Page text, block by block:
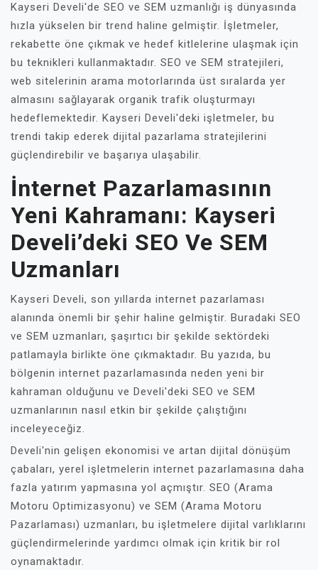
Kayseri Develi'de SEO ve SEM uzmanlığı iş dünyasında
hızla yükselen bir trend haline gelmiştir. İşletmeler,
rekabette öne çıkmak ve hedef kitlelerine ulaşmak için
bu teknikleri kullanmaktadır. SEO ve SEM stratejileri,
web sitelerinin arama motorlarında üst sıralarda yer
almasını sağlayarak organik trafik oluşturmayı
hedeflemektedir. Kayseri Develi'deki işletmeler, bu
trendi takip ederek dijital pazarlama stratejilerini
güçlendirebilir ve başarıya ulaşabilir.
İnternet Pazarlamasının
Yeni Kahramanı: Kayseri
Develi’deki SEO Ve SEM
Uzmanları
Kayseri Develi, son yıllarda internet pazarlaması
alanında önemli bir şehir haline gelmiştir. Buradaki SEO
ve SEM uzmanları, şaşırtıcı bir şekilde sektördeki
patlamayla birlikte öne çıkmaktadır. Bu yazıda, bu
bölgenin internet pazarlamasında neden yeni bir
kahraman olduğunu ve Develi'deki SEO ve SEM
uzmanlarının nasıl etkin bir şekilde çalıştığını
inceleyeceğiz.
Develi'nin gelişen ekonomisi ve artan dijital dönüşüm
çabaları, yerel işletmelerin internet pazarlamasına daha
fazla yatırım yapmasına yol açmıştır. SEO (Arama
Motoru Optimizasyonu) ve SEM (Arama Motoru
Pazarlaması) uzmanları, bu işletmelere dijital varlıklarını
güçlendirmelerinde yardımcı olmak için kritik bir rol
oynamaktadır.